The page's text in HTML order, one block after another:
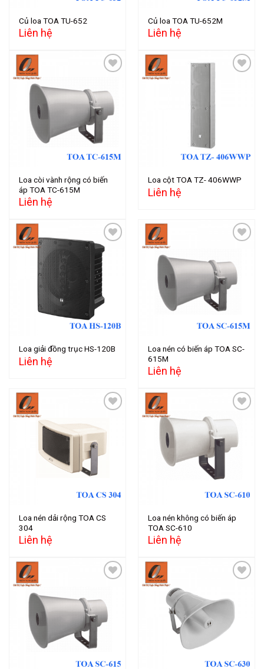
Củ loa TOA TU-652
Liên hệ
Củ loa TOA TU-652M
Liên hệ
Add to
wishlist
Loa còi vành rộng có biến
áp TOA TC-615M
Liên hệ
Loa cột TOA TZ- 406WWP
Liên hệ
Add to
wishlist
Loa giải đồng trục HS-120B
Liên hệ
Add to
wishlist
Loa nén có biến áp TOA SC-
615M
Liên hệ
wishlist
Loa nén dải rộng TOA CS
304
Liên hệ
wishlist
Loa nén không có biến áp
TOA SC-610
Liên hệ
Add to
wishlist